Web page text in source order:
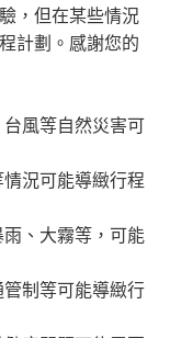
，但在某些情況
計劃。感謝您的
風等自然災害可
況可能導緻行程
、大霧等，可能
制等可能導緻行